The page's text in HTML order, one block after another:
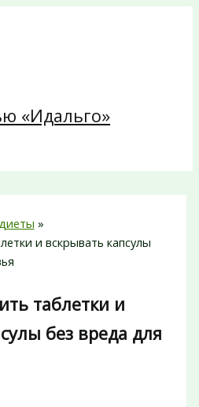
«Идальго»
и вскрывать капсулы
таблетки и
без вреда для